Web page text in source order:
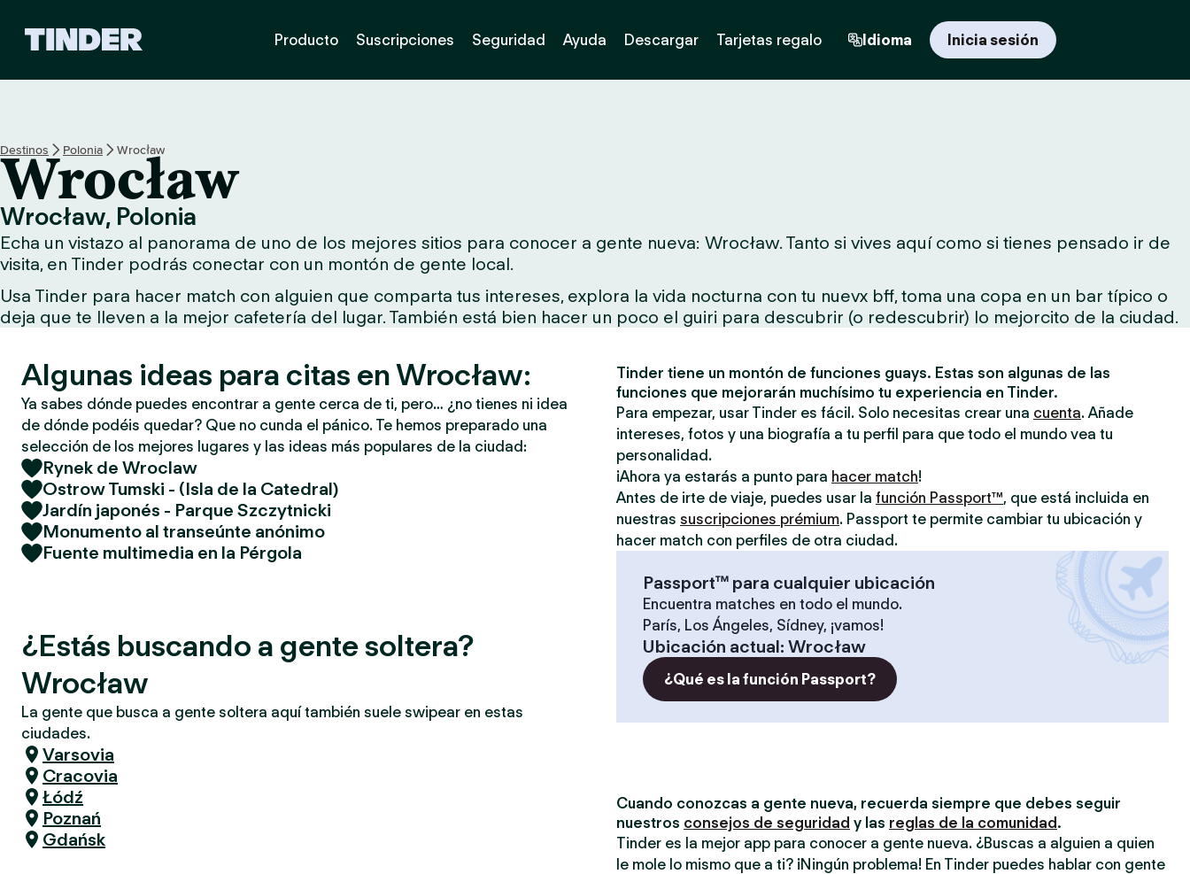
I
n
i
c
i
o
Producto Suscripciones Seguridad Ayuda Descargar Tarjetas regalo Idioma Inicia sesión
Destinos Polonia Wrocław
Wrocław
Wrocław, Polonia
Echa un vistazo al panorama de uno de los mejores sitios para conocer a gente nueva: Wrocław. Tanto si vives aquí como si tienes pensado ir de
visita, en Tinder podrás conectar con un montón de gente local.
Usa Tinder para hacer match con alguien que comparta tus intereses, explora la vida nocturna con tu nuevx bff, toma una copa en un bar típico o
deja que te lleven a la mejor cafetería del lugar. También está bien hacer un poco el guiri para descubrir (o redescubrir) lo mejorcito de la ciudad.
Algunas ideas para citas en Wrocław:
Ya sabes dónde puedes encontrar a gente cerca de ti, pero… ¿no tienes ni idea
de dónde podéis quedar? Que no cunda el pánico. Te hemos preparado una
selección de los mejores lugares y las ideas más populares de la ciudad:
Rynek de Wroclaw
Ostrow Tumski - (Isla de la Catedral)
Jardín japonés - Parque Szczytnicki
Monumento al transeúnte anónimo
Fuente multimedia en la Pérgola
¿Estás buscando a gente soltera?
Wrocław
La gente que busca a gente soltera aquí también suele swipear en estas
ciudades.
Varsovia
Cracovia
Łódź
Poznań
Gdańsk
Tinder tiene un montón de funciones guays. Estas son algunas de las
funciones que mejorarán muchísimo tu experiencia en Tinder.
Para empezar, usar Tinder es fácil. Solo necesitas crear una cuenta. Añade
intereses, fotos y una biografía a tu perfil para que todo el mundo vea tu
personalidad.
¡Ahora ya estarás a punto para hacer match!
Antes de irte de viaje, puedes usar la función Passport™, que está incluida en
nuestras suscripciones prémium. Passport te permite cambiar tu ubicación y
hacer match con perfiles de otra ciudad.
Passport™ para cualquier ubicación
Encuentra matches en todo el mundo.
París, Los Ángeles, Sídney, ¡vamos!
Ubicación actual: Wrocław
¿Qué es la función Passport?
Cuando conozcas a gente nueva, recuerda siempre que debes seguir
nuestros consejos de seguridad y las reglas de la comunidad .
Tinder es la mejor app para conocer a gente nueva. ¿Buscas a alguien a quien
le mole lo mismo que a ti? ¡Ningún problema! En Tinder puedes hablar con gente